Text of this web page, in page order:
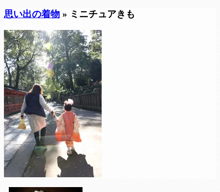
思い出の着物 » ミニチュアきも